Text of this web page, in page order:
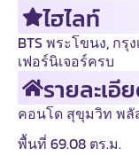
ไฮไลท์
BTS พระโขนง, กรุ
เฟอร์นิเจอร์ครบ
รายละเอี
คอนโด สุขุมวิท พลั
พื้นที่ 69.08 ตร.ม.